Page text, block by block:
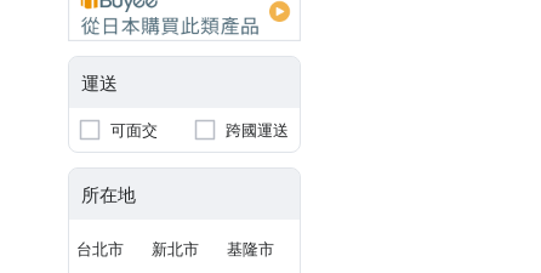
運送
可面交 跨國運送
所在地
台北市 新北市 基隆市